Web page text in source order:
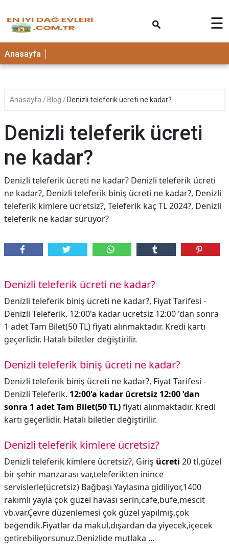
☰
Anasayfa
Anasayfa Blog Denizli teleferik ücreti ne kadar?
Denizli teleferik ücreti
ne kadar?
Denizli teleferik ücreti ne kadar? Denizli teleferik ücreti
ne kadar?, Denizli teleferik biniş ücreti ne kadar?, Denizli
teleferik kimlere ücretsiz?, Teleferik kaç TL 2024?, Denizli
teleferik ne kadar sürüyor?
Denizli teleferik ücreti ne kadar?
Denizli teleferik biniş ücreti ne kadar?, Fiyat Tarifesi -
Denizli Teleferik. 12:00'a kadar ücretsiz 12:00 'dan sonra
1 adet Tam Bilet(50 TL) fiyatı alınmaktadır. Kredi kartı
geçerlidir. Hatalı biletler değiştirilir.
Denizli teleferik biniş ücreti ne kadar?
Denizli teleferik biniş ücreti ne kadar?, Fiyat Tarifesi -
Denizli Teleferik. 12:00'a kadar ücretsiz 12:00 'dan
sonra 1 adet Tam Bilet(50 TL)fiyatı alınmaktadır. Kredi
kartı geçerlidir. Hatalı biletler değiştirilir.
Denizli teleferik kimlere ücretsiz?
Denizli teleferik kimlere ücretsiz?, Giriş ücreti 20 tl,güzel
bir şehir manzarası var,teleferikten inince
servislerle(ücretsiz) Bağbaşı Yaylasına gidiliyor,1400
rakımlı yayla çok güzel havası serin,cafe,büfe,mescit
vb.var.Çevre düzenlemesi çok güzel yapılmış,çok
beğendik.Fiyatlar da makul,dışardan da yiyecek,içecek
getirebiliyorsunuz.Denizlide mutlaka ...